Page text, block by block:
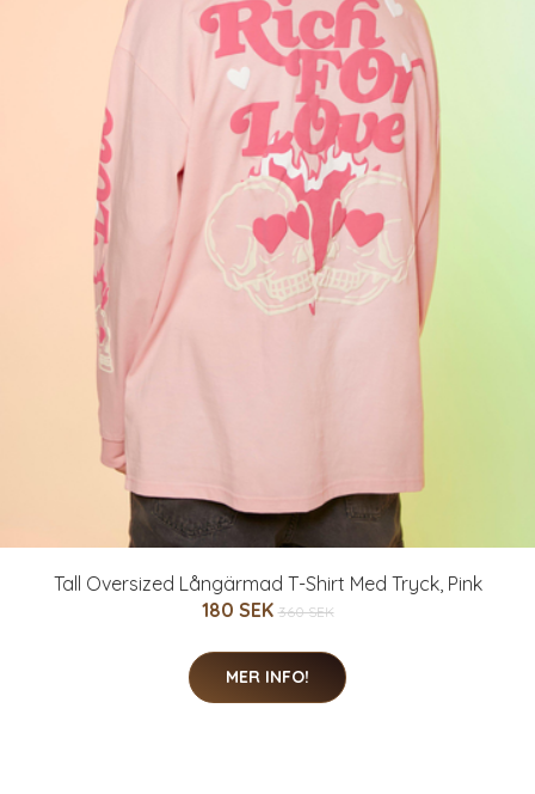
Tall Oversized Långärmad T-Shirt Med Tryck, Pink
180 SEK 360 SEK
MER INFO!